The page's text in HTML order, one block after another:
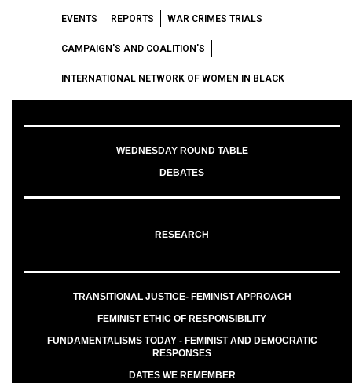
EVENTS REPORTS WAR CRIMES TRIALS
CAMPAIGN'S AND COALITION'S
INTERNATIONAL NETWORK OF WOMEN IN BLACK
WEDNESDAY ROUND TABLE
DEBATES
RESEARCH
TRANSITIONAL JUSTICE- FEMINIST APPROACH
FEMINIST ETHIC OF RESPONSIBILITY
FUNDAMENTALISMS TODAY - FEMINIST AND DEMOCRATIC
RESPONSES
DATES WE REMEMBER